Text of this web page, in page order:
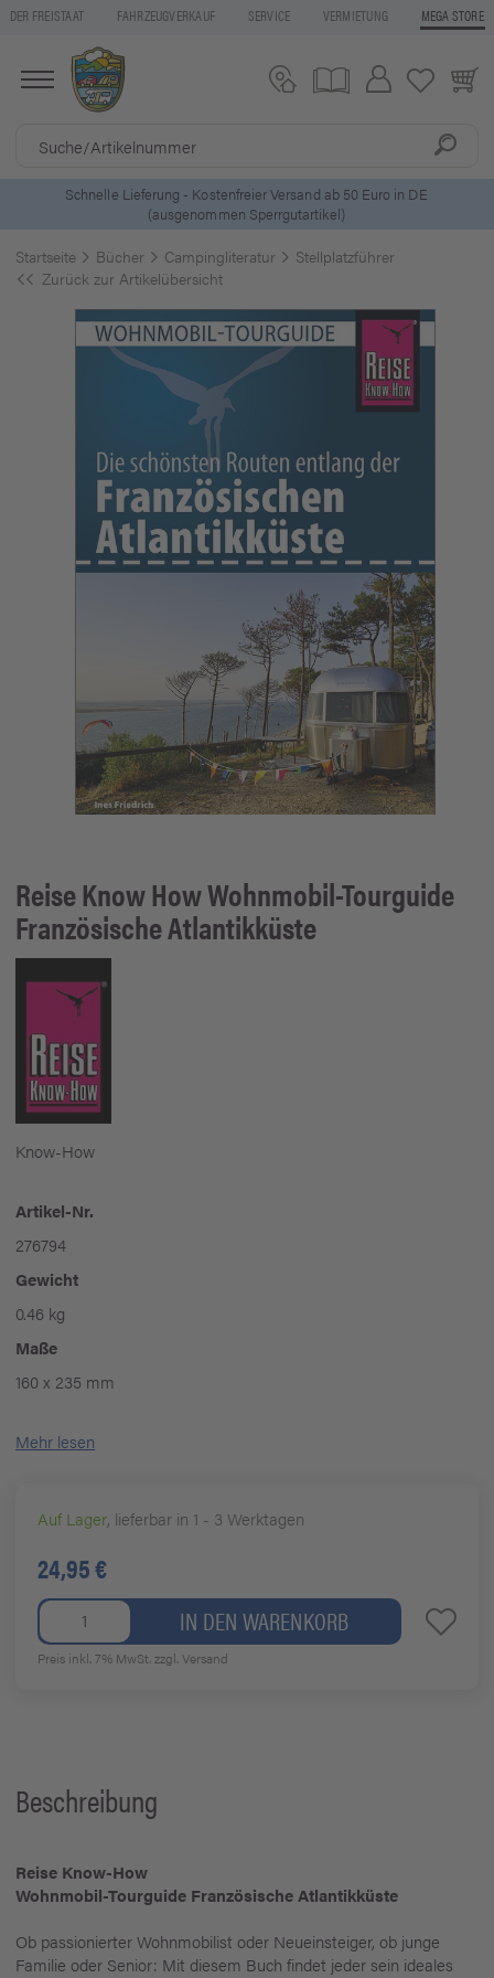
DER FREISTAAT FAHRZEUGVERKAUF SERVICE VERMIETUNG MEGA STORE
5 Euro Gutschein* beiNewsletter-Anmeldung
Startseite Bücher Campingliteratur
Stellplatzführer
Zurück zur Artikelübersicht
Reise Know HowWohnmobil-Tourguide
Französische Atlantikküste
Know-How
Artikel-Nr.
276794
Gewicht
0.46 kg
Maße
160 x 235 mm
Mehr lesen
Auf Lager, lieferbar in 1 - 3 Werktagen
24,95 €
IN DEN WARENKORB
Preis inkl. 7% MwSt.zzgl. Versand
Beschreibung
Reise Know-How
Wohnmobil-Tourguide Französische Atlantikküste
Ob passionierter Wohnmobilist oder Neueinsteiger, ob junge
Familie oder Senior: Mit diesem Buch findet jeder sein ideales